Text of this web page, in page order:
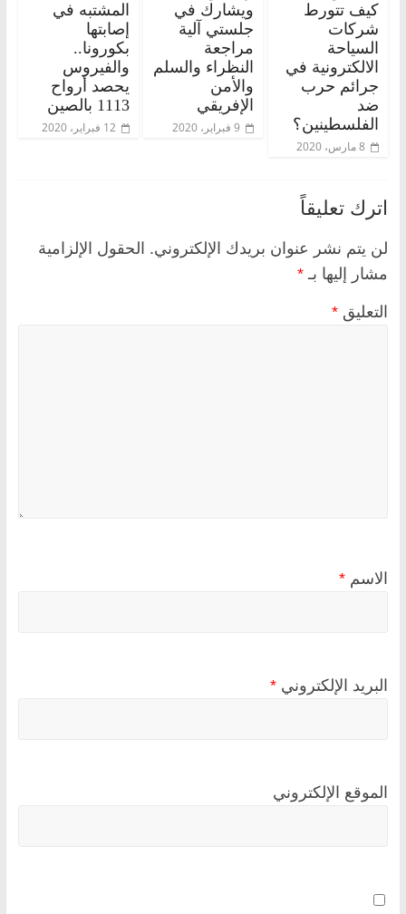
كيف تتورط
شركات
السياحة
الالكترونية في
جرائم حرب
ضد
الفلسطينين؟
8 مارس، 2020
ويشارك في
جلستي آلية
مراجعة
النظراء والسلم
والأمن
الإفريقي
9 فبراير، 2020
المشتبه في
إصابتها
بكورونا..
والفيروس
يحصد أرواح
1113 بالصين
12 فبراير، 2020
اترك تعليقاً
لن يتم نشر عنوان بريدك الإلكتروني. الحقول الإلزامية
مشار إليها بـ *
التعليق *
الاسم *
البريد الإلكتروني *
الموقع الإلكتروني